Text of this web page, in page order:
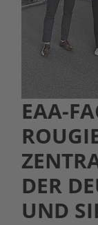
EAA-
DER
UND